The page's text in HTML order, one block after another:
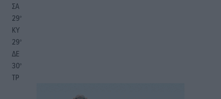
ΣΑ
29°
ΚΥ
29°
ΔΕ
30°
ΤΡ